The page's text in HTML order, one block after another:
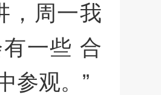
，周一我
一些 合
参观。”